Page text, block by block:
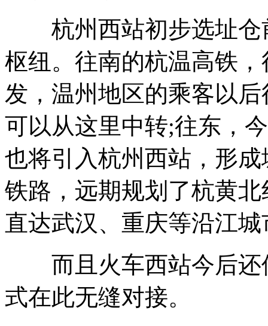
杭州西站初步选址仓
枢纽。往南的杭温高铁
发，温州地区的乘客以
可以从这里中转;往东，
也将引入杭州西站，形
铁路，远期规划了杭黄
直达武汉、重庆等沿江城
而且火车西站今后还
式在此无缝对接。